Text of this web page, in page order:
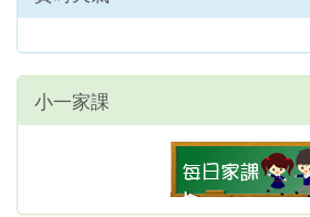
小一家課